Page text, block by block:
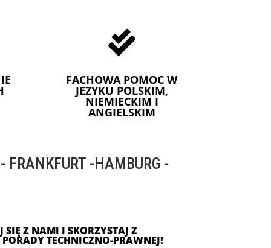

FACHOWA POMOC W
JEZYKU POLSKIM,
NIEMIECKIM I
ANGIELSKIM
FRANKFURT -HAMBURG -
SIĘ Z NAMI I SKORZYSTAJ Z
TECHNICZNO-PRAWNEJ!